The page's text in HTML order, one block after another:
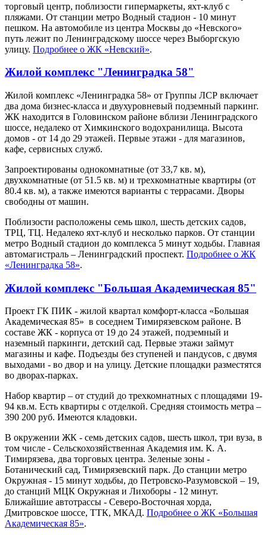
торговый центр, поблизости гипермаркеты, яхт-клуб c
пляжами. От станции метро Водный стадион - 10 минут
пешком. На автомобиле из центра Москвы до «Невского»
путь лежит по Ленинградскому шоссе через Выборгскую
улицу. Подробнее о ЖК «Невский».
Жилой комплекс "Ленинградка 58"
Жилой комплекс «Ленинградка 58» от Группы ЛСР включает
два дома бизнес-класса и двухуровневый подземный паркинг.
ЖК находится в Головинском районе вблизи Ленинградского
шоссе, недалеко от Химкинского водохранилища. Высота
домов - от 14 до 29 этажей. Первые этажи - для магазинов,
кафе, сервисных служб.
Запроектированы однокомнатные (от 33,7 кв. м),
двухкомнатные (от 51.5 кв. м) и трехкомнатные квартиры (от
80.4 кв. м), а также имеются варианты с террасами. Дворы
свободны от машин.
Поблизости расположены семь школ, шесть детских садов,
ТРЦ, ТЦ. Недалеко яхт-клуб и несколько парков. От станции
метро Водный стадион до комплекса 5 минут ходьбы. Главная
автомагистраль – Ленинградский проспект. Подробнее о ЖК
«Ленинградка 58».
Жилой комплекс "Большая Академическая 85"
Проект ГК ПИК - жилой квартал комфорт-класса «Большая
Академическая 85» в соседнем Тимирязевском районе. В
составе ЖК - корпуса от 19 до 24 этажей, подземный и
наземный паркинги, детский сад. Первые этажи займут
магазины и кафе. Подъезды без ступеней и пандусов, с двумя
выходами - во двор и на улицу. Детские площадки разместятся
во дворах-парках.
Набор квартир – от студий до трехкомнатных с площадями 19-
94 кв.м. Есть квартиры с отделкой. Средняя стоимость метра –
390 200 руб. Имеются кладовки.
В окружении ЖК - семь детских садов, шесть школ, три вуза, в
том числе - Сельскохозяйственная Академия им. К. А.
Тимирязева, два торговых центра. Зеленые зоны -
Ботанический сад, Тимирязевский парк. До станции метро
Окружная - 15 минут ходьбы, до Петровско-Разумовской – 19,
до станций МЦК Окружная и Лихоборы - 12 минут.
Ближайшие автотрассы - Северо-Восточная хорда,
Дмитровское шоссе, ТТК, МКАД. Подробнее о ЖК «Большая
Академическая 85».